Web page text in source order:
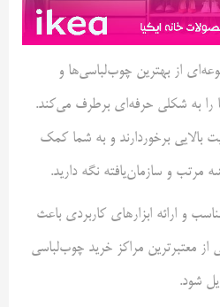
از بهترین چوب‌لباسی‌ها و
را به شکلی حرفه‌ای برطرف می‌کند.
بالایی برخوردارند و به شما کمک
و سازمان‌یافته نگه دارید.
و ارائه ابزارهای کاربردی باعث
معتبرترین مراکز خرید چوب‌لباسی
شود.